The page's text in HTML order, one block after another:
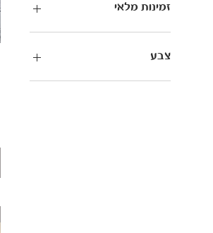
זמינות מלאי
למשלוח עד 7 ימי עסקים
צבע